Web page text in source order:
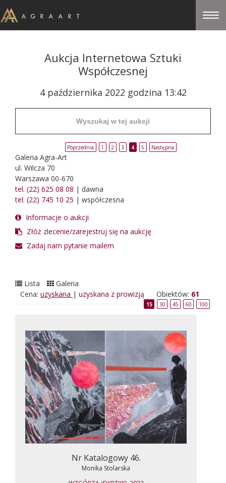
Aukcja Internetowa Sztuki
Współczesnej
4 października 2022 godzina 13:42
Poprzednia 1 2 3 4 5 Następna
Galeria Agra-Art
ul. Wilcza 70
Warszawa 00-670
tel. (22) 625 08 08 | dawna
tel. (22) 745 10 25 | współczesna
Informacje o aukcji
Złóż zlecenie/zarejestruj się na aukcję
Zadaj nam pytanie mailem
Lista
Galeria
Cena: uzyskana | uzyskana z prowizją Obiektów: 61
15 30 45 60 100
Nr Katalogowy 46.
Monika Stolarska